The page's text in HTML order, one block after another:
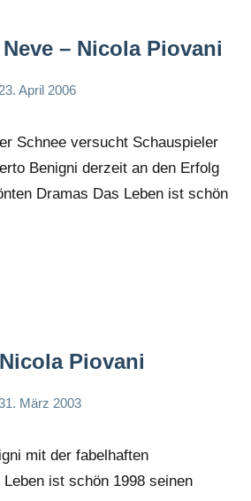
– Nicola Piovani
23. April 2006
Schnee versucht Schauspieler
Benigni derzeit an den Erfolg
Dramas Das Leben ist schön
Piovani
März 2003
mit der fabelhaften
ist schön 1998 seinen